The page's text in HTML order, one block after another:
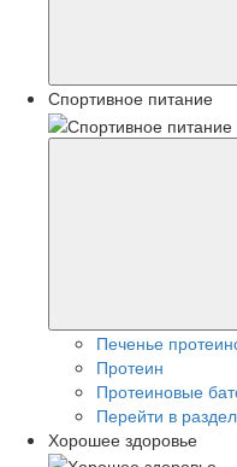
Спортивное питание
Печенье
Протеин
Протеиновые
Перейти в раздел
Хорошее здоровье